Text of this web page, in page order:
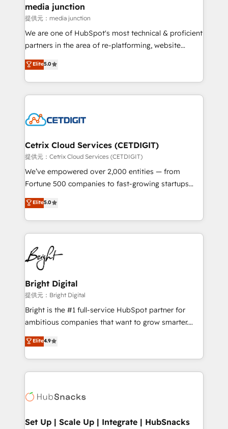
Mexico, USA, and Portugal—we've executed over a
hundred successful operations. Our approach,
rooted in RevOps principles, integrates analysis,
training, planning, and qualification. Leveraging
inbound marketing tactics, we focus on
understanding, nurturing, and converting leads.
competitive market.
media junction
提供元：media junction
We are one of HubSpot's most technical & proficient
partners in the area of re-platforming, website
design & development. We specialize in multi-hub
implementations for mid-market & enterprise
companies. We are woman-owned, powered by
coffee, and we ❤️ dogs. We produce award-winning
Impact Award 🏆2022 Technical Expertise Impact
Award 🏆2020 Elite Solutions Partner 🏆2019
Integrations HubSpot Impact Award 🏆2019
Marketing Enablement HubSpot Impact Award 🏆
2018 Website Design HubSpot Impact Award 🏆2017
Growth-Driven Design Agency of the Year 🏆2016
Sales Enablement HubSpot Impact Award 🏆2015
HubSpot COS Performance Award 🏆2014 HubSpot
COS Design Award 🏆2013 HubSpot Marketplace
Partner 📆Founded in 1997
Elite5.0
Cetrix Cloud Services (CETDIGIT)
提供元：Cetrix Cloud Services (CETDIGIT)
We’ve empowered over 2,000 entities — from
Fortune 500 companies to fast-growing startups
and nonprofits — to streamline operations, scale
revenue, and unlock the full potential of HubSpot.
With deep technical and industry expertise, we fuse
automation, integration, and AI innovation to deliver
lasting impact. We specialize in: • Turnkey and end-
to-end HubSpot implementations • Onboarding for
Sales, Service, Marketing & Content Hubs • AI voice
and chat agents, predictive automation, and smart
workflows • Salesforce + HubSpot integration •
RevOps and AI-driven sales enablement • Website
design and CMS development • ERP integration: SAP,
and CRM migration from any platform •
Client/member portals built on HubSpot • Custom
WooCommerce, BuilderTrend, and more Experience
the difference — reach out to see how AI + HubSpot
Elite5.0
Bright Digital
提供元：Bright Digital
Bright is the #1 full-service HubSpot partner for
ambitious companies that want to grow smarter.
From HubSpot onboarding, to training, from
developing a new website to lead generation and
digital marketing; we do it all (and with great
results)! In short, our services include: - HubSpot
HubSpot development: websites, custom modules,
marketing, advertising, campaigns, content and
Elite4.9
Set Up | Scale Up | Integrate | HubSnacks